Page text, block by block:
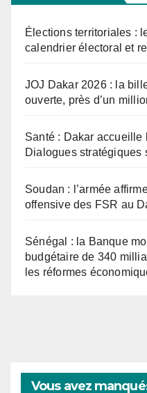
Élections territoriales :
calendrier électoral et
JOJ Dakar 2026 : la
ouverte, près d’un
Santé : Dakar accueille
Dialogues stratégiques
Soudan : l’armée
offensive des FSR au
Sénégal : la Banque
budgétaire de 340
les réformes
Vous avez